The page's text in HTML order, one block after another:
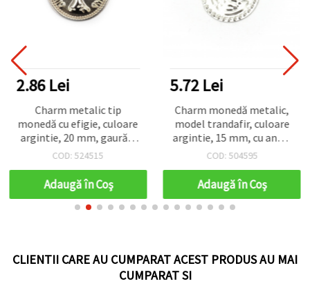
2.86 Lei
Charm metalic tip
monedă cu efigie, culoare
argintie, 20 mm, gaură 2
mm — 10 bucăți
COD: 524515
Adaugă în Coş
5.72 Lei
Charm monedă metalic,
model trandafir, culoare
argintie, 15 mm, cu anou,
set 50 bucăți
COD: 504595
Adaugă în Coş
CLIENTII CARE AU CUMPARAT ACEST PRODUS AU MAI
CUMPARAT SI